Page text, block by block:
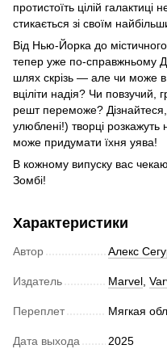
протистоїть цілій галактиці
стикається зі своїм
Від Нью-Йорка до містичного
тепер уже по-справжньому
шлях скрізь — але чи може в
вціліти надія? Чи повзучий,
решт переможе?
улюблені!) творці розкажуть
може придумати їхня уява!
В кожному випуску вас
Зомбі!
Характеристики
Автор Алекс
Издатель Marvel,
Переплет Мягкая
Дата выхода 2025